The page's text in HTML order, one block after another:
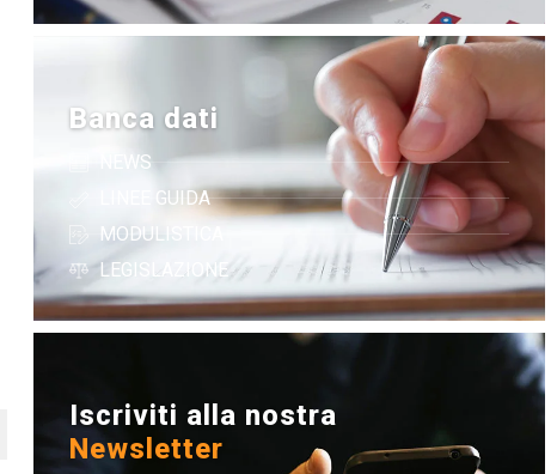
Banca dati
NEWS
LINEE GUIDA
MODULISTICA
LEGISLAZIONE
Iscriviti alla nostra
Newsletter